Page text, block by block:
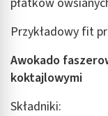
Przykładowy fit
Awokado
koktajlowymi
Składniki:
Wykorzystywanie
reklam
Wykorzystanie